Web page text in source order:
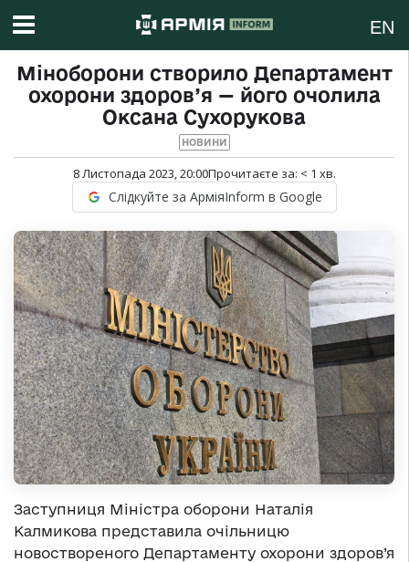
EN
Міноборони створило Департамент
охорони здоров’я — його очолила
Оксана Сухорукова
НОВИНИ
8 Листопада 2023, 20:00Прочитаєте за: < 1 хв.
Слідкуйте за АрміяInform в Google
Заступниця Міністра оборони Наталія
Калмикова представила очільницю
новоствореного Департаменту охорони здоров’я